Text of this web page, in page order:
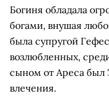
Богиня обладала
богами, внушая
была супругой
возлюбленных,
сыном от Ареса был
влечения.